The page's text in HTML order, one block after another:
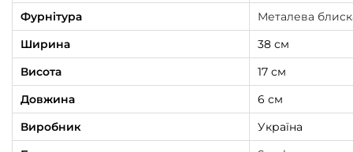
Фурнітура
Металева
Ширина
38 см
Висота
17 см
Довжина
6 см
Виробник
Україна